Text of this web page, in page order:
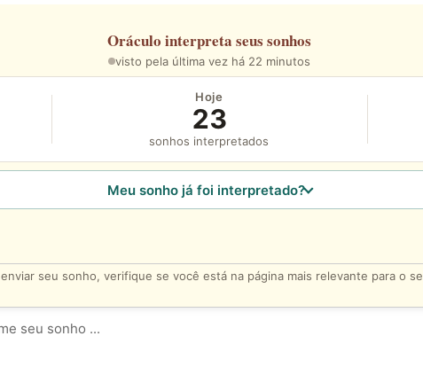
Oráculo interpreta seus sonhos
visto pela última vez há 22 minutos
Hoje
23
sonhos interpretados
Meu sonho já foi interpretado?
seu sonho, verifique se você está na página mais relevante para o